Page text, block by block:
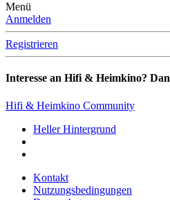
Menü
Anmelden
Registrieren
Interesse an Hifi & Heimkino?
Hifi & Heimkino Community
Heller Hintergrund
Kontakt
Nutzungsbedingungen